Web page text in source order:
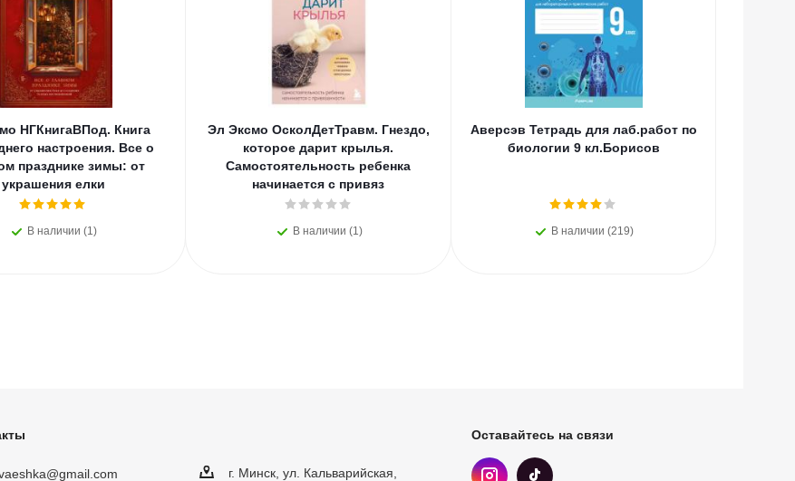
НГКнигаВПод. Книга
настроения. Все о
празднике зимы: от
украшения елки
В наличии (1)
Эл Эксмо ОсколДетТравм. Гнездо,
которое дарит крылья.
Самостоятельность ребенка
начинается с привяз
В наличии (1)
Аверсэв Тетрадь для лаб.работ по
биологии 9 кл.Борисов
В наличии (219)
г. Минск, ул. Кальварийская,
Оставайтесь на связи